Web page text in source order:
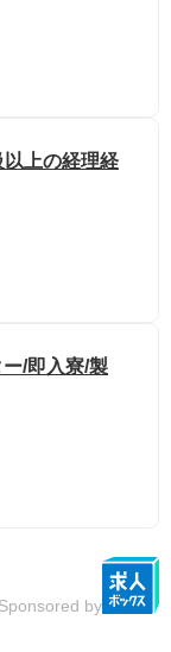
上の経理経
/即入寮/製
Sponsored by